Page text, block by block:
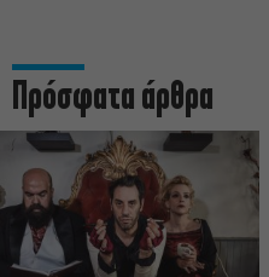
Πρόσφατα άρθρα